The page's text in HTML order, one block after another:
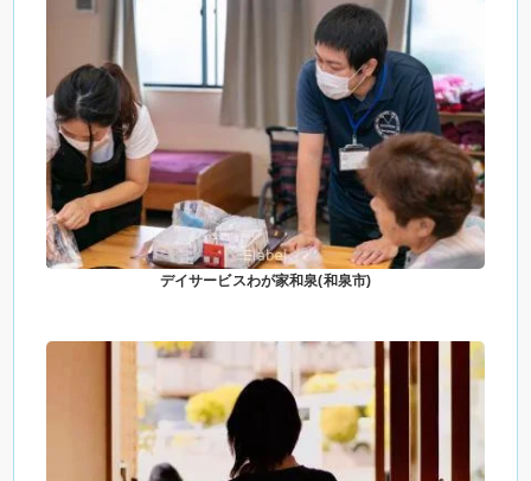
デイサービスわが家和泉(和泉市)